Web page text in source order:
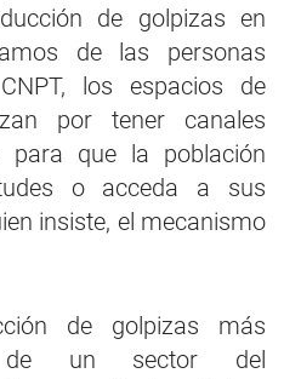
de golpizas en
de las personas
los espacios de
por tener canales
para que la población
o acceda a sus
insiste, el mecanismo
de golpizas más
de un sector del